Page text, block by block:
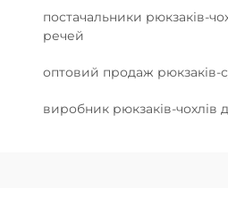
постачальники рюкзаків-
речей
оптовий продаж рюкзаків-
виробник рюкзаків-чохлів